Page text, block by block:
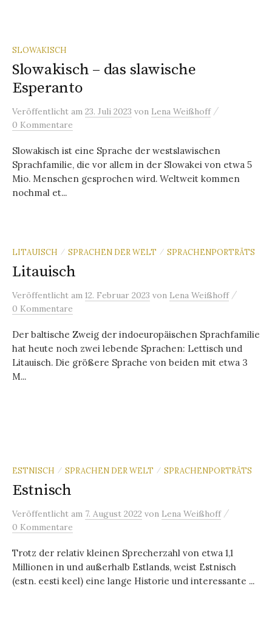
SLOWAKISCH
Slowakisch – das slawische
Esperanto
Veröffentlicht am 23. Juli 2023 von Lena Weißhoff /
0 Kommentare
Slowakisch ist eine Sprache der westslawischen
Sprachfamilie, die vor allem in der Slowakei von etwa 5
Mio. Menschen gesprochen wird. Weltweit kommen
nochmal et...
LITAUISCH / SPRACHEN DER WELT / SPRACHENPORTRÄTS
Litauisch
Veröffentlicht am 12. Februar 2023 von Lena Weißhoff /
0 Kommentare
Der baltische Zweig der indoeuropäischen Sprachfamilie
hat heute noch zwei lebende Sprachen: Lettisch und
Litauisch. Die größere Sprache von beiden mit etwa 3
M...
ESTNISCH / SPRACHEN DER WELT / SPRACHENPORTRÄTS
Estnisch
Veröffentlicht am 7. August 2022 von Lena Weißhoff /
0 Kommentare
Trotz der relativ kleinen Sprecherzahl von etwa 1,1
Millionen in und außerhalb Estlands, weist Estnisch
(estn. eesti keel) eine lange Historie und interessante ...